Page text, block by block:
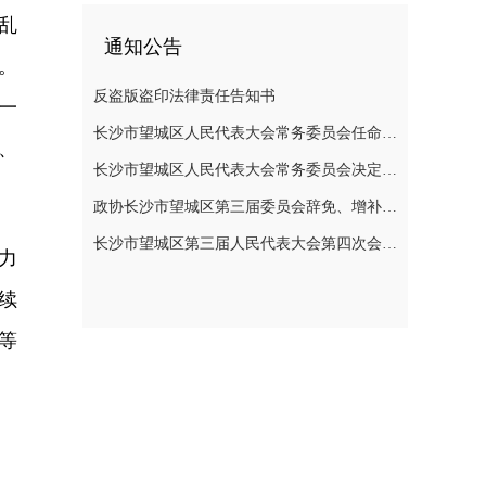
通知公告
反盗版盗印法律责任告知书
长沙市望城区人民代表大会常务委员会任命名单
长沙市望城区人民代表大会常务委员会决定任免名单
政协长沙市望城区第三届委员会辞免、增补政协委员的公告
长沙市望城区第三届人民代表大会第四次会议公告